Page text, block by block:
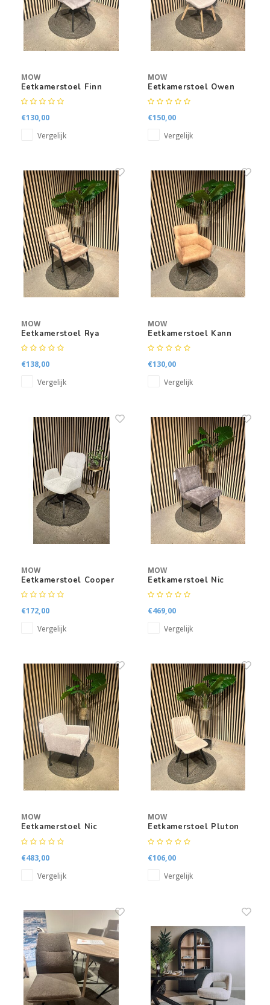
MOW
Eetkamerstoel Finn
€130,00
Vergelijk
MOW
Eetkamerstoel Owen
€150,00
Vergelijk
MOW
Eetkamerstoel Rya
€138,00
Vergelijk
MOW
Eetkamerstoel Kann
€130,00
Vergelijk
MOW
Eetkamerstoel Cooper
€172,00
Vergelijk
MOW
Eetkamerstoel Nic
€469,00
Vergelijk
MOW
Eetkamerstoel Nic
Large met armleuning
€483,00
Vergelijk
MOW
Eetkamerstoel Pluton
€106,00
Vergelijk